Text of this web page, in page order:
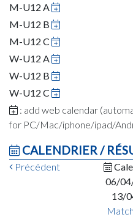
M-U12 A
M-U12 B
M-U12 C
W-U12 A
W-U12 B
W-U12 C
: add web calendar
for PC/Mac/iphone/ipad/
CALENDRIER /
Précédent
06/
13/